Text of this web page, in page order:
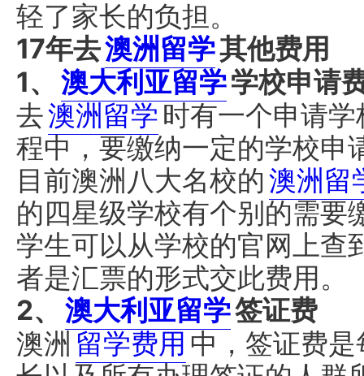
轻了家长的负担。
17年去澳洲留学其他费用
1、
澳大利亚留学学校申请
去澳洲留学 时有一个申请
程中，要缴纳一定的学校申
目前澳洲八大名校的 澳洲留
的四星级学校有个别的需要
学生可以从学校的官网上查
者是汇票的形式交此费用。
2、
澳大利亚留学签证费
澳洲 留学费用 中，签证费